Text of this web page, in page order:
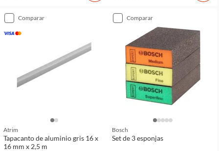
comparar
Atrim
Tapacanto de aluminio gris 16 x
16 mm x 2,5 m
comparar
Bosch
Set de 3 esponjas